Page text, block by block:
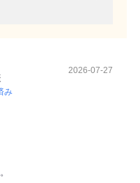
み
2026-07-27